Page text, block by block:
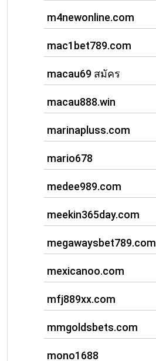
m4newonline.com
mac1bet789.com
macau69 สมัคร
macau888.win
marinapluss.com
mario678
medee989.com
meekin365day.com
megawaysbet789.com
mexicanoo.com
mfj889xx.com
mmgoldsbets.com
mono1688